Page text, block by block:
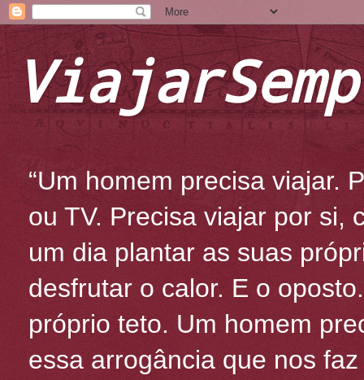
“Um homem precisa viajar.
ou TV. Precisa viajar por si,
um dia plantar as suas
desfrutar o calor. E o
próprio teto. Um homem
essa arrogância que nos